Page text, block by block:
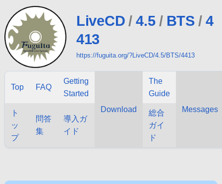
LiveCD / 4.5 / BTS / 4
413
https://fuguita.org/?LiveCD/4.5/BTS/4413
Top FAQ
Getting
Started
Download
The
Guide
Messages
ト
ッ
プ
問答
集
導入ガ
イド
総合
ガイ
ド